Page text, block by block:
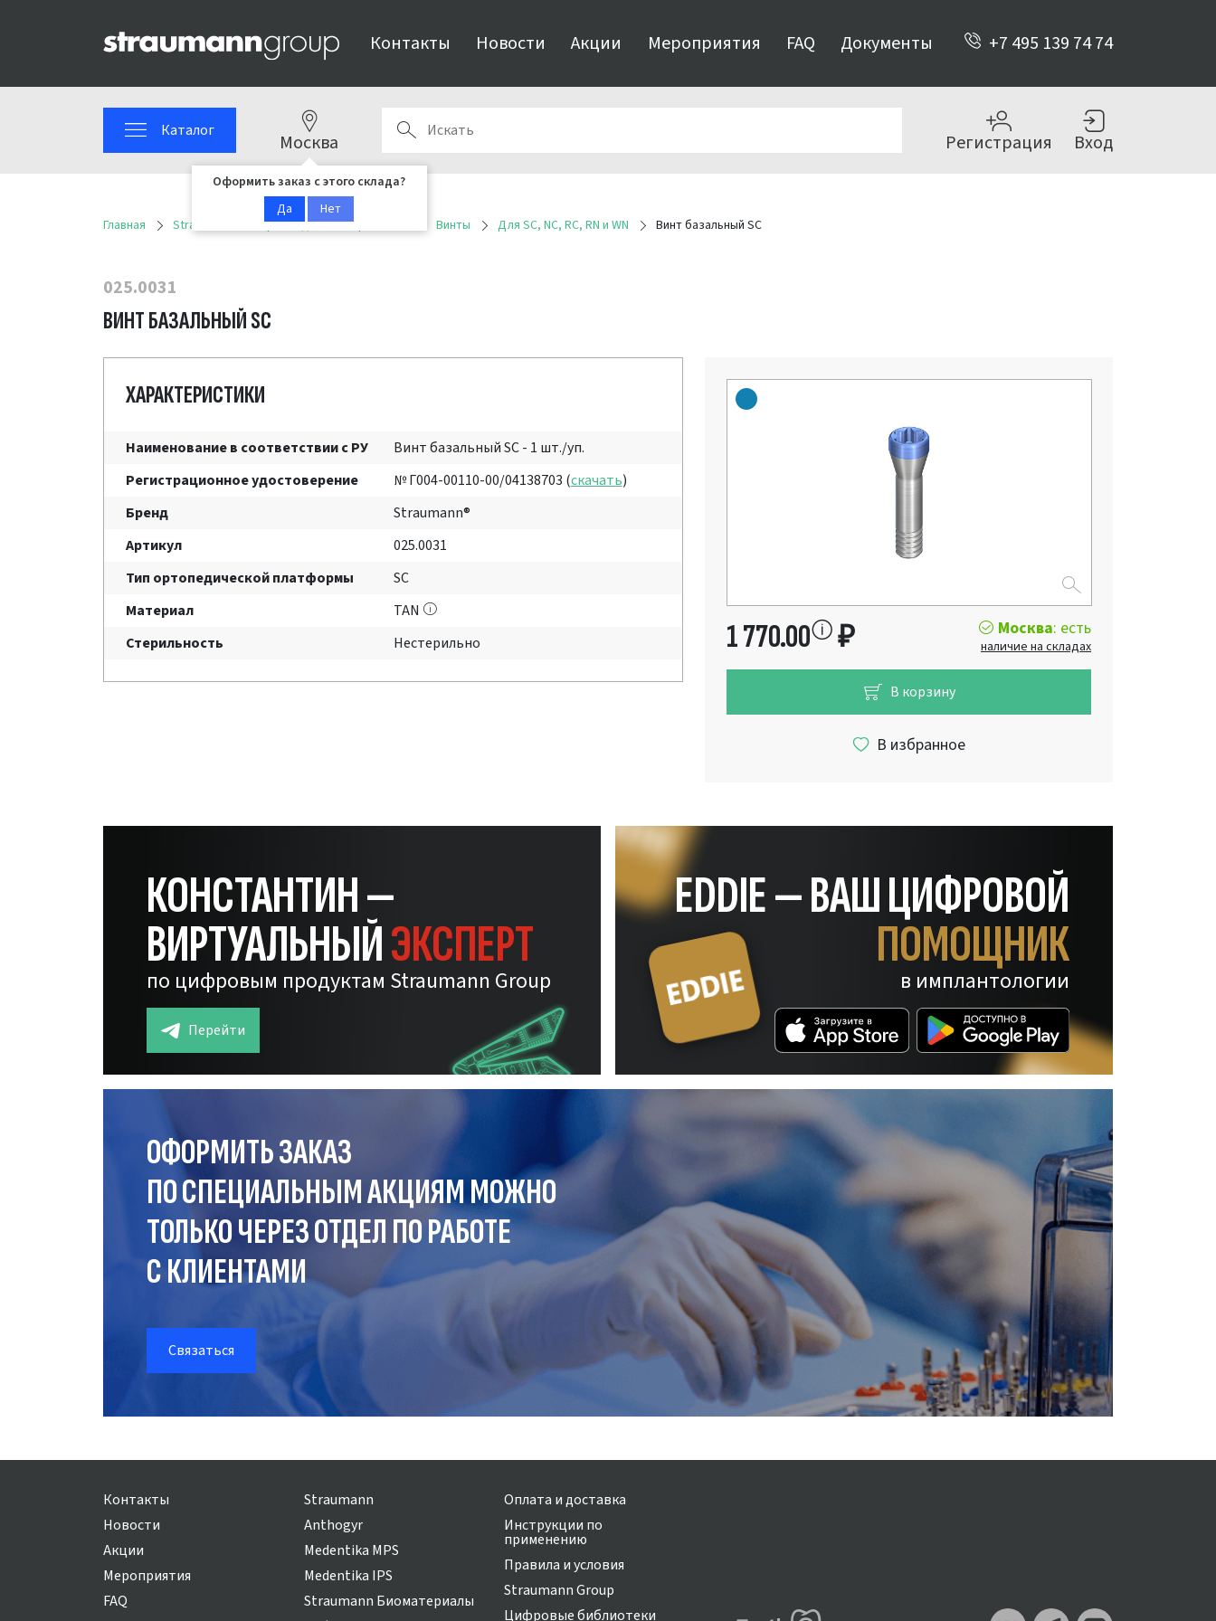
Контакты Новости Акции Мероприятия FAQ Документы +7 495 139 74 74
Каталог Москва
Оформить заказ с этого склада?
Да
Нет
Регистрация Вход
Главная Straumann Ортопедические решения Винты Для SC, NC, RC, RN и WN Винт базальный SC
025.0031
ВИНТ БАЗАЛЬНЫЙ SC
ХАРАКТЕРИСТИКИ
Наименование в соответствии с РУ
Винт базальный SC - 1 шт./уп.
Регистрационное удостоверение
№ Г004-00110-00/04138703 (скачать)
Бренд
Straumann®
Артикул
025.0031
Тип ортопедической платформы
SC
Материал
TAN
Стерильность
Нестерильно 1 770.00 ₽ Москва: есть
наличие на складах
В корзину
КОНСТАНТИН —
ВИРТУАЛЬНЫЙЭКСПЕРТ
по цифровым продуктам Straumann Group
Перейти
EDDIE — ВАШ ЦИФРОВОЙ
ПОМОЩНИК
в имплантологии
ОФОРМИТЬ ЗАКАЗ
ПО СПЕЦИАЛЬНЫМ АКЦИЯМ МОЖНО
ТОЛЬКО ЧЕРЕЗ ОТДЕЛПО РАБОТЕ
С КЛИЕНТАМИ
Связаться
Контакты
Новости
Акции
Мероприятия
FAQ
Straumann
Anthogyr
Medentika MPS
Medentika IPS
Straumann Биоматериалы
Оплата и доставка
Инструкции по
применению
Правила и условия
Straumann Group
Цифровые библиотеки